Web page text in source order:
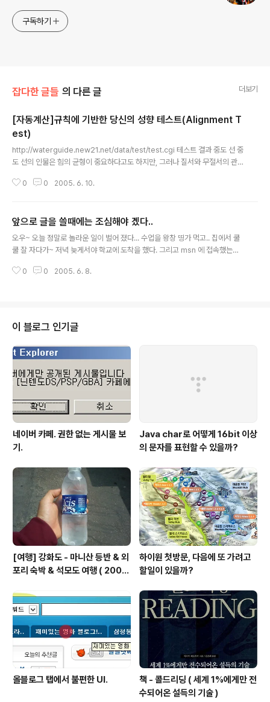
구독하기
잡다한 글들 의 다른 글 더보기
[자동계산]규칙에 기반한 당신의 성향 테스트(Alignment T
est)
http://waterguide.new21.net/data/test/test.cgi 테스트 결과 중도 선 중
도 선의 인물은 힘의 균형이 중요하다고도 하지만, 그러나 질서와 무절서의 관
는 넓고 각각의 서로 다른 목표를 향해 나아가고 있는 수많은 생명체들을 그 안
렇게 해야 한다. 만약 선함이 현존하는 사회구조를 타파하는 것이라면, 그렇게
해야 한다. 그들에게 사회적인 구조는 아무런 의미도 가지지 않는다. 자신이 선
하다고 생각하는 것을 위해 왕의 명령에 거역하는 귀족이 중간 선의 좋..
0 0 2005. 6. 10.
앞으로 글을 쓸때에는 조심해야 겠다..
오우~ 오늘 정말로 놀라운 일이 벌어 졌다... 수업을 왕창 띵가 먹고.. 집에서 쿨
쿨 잘 자다가~ 저녁 늦게서야 학교에 도착을 했다. 그리고 msn 에 접속했는데..
kr)분이신가? 했는데.. 허걱! 요즘에 디자인 패턴을 공부하고 계신데.. 온라인에
로는 글을 쓸때.. 좀더 쉽고. 잘알아 먹고, 열심히 써야 겠다. 특히.. 컴관련 글을
쓸때에는 말이다. 이거 ..
0 0 2005. 6. 8.
이 블로그 인기글
네이버 카페. 권한 없는 게시물 보
기.
Java char로 어떻게 16bit 이상
의 문자를 표현할 수 있을까?
[여행] 강화도 - 마니산 등반 & 외
포리 숙박 & 석모도 여행 ( 2008
하이원 첫방문, 다음에 또 가려고
할일이 있을까?
올블로그 탭에서 불편한 UI.
책 - 콜드리딩 ( 세계 1%에게만 전
수되어온 설득의 기술 )